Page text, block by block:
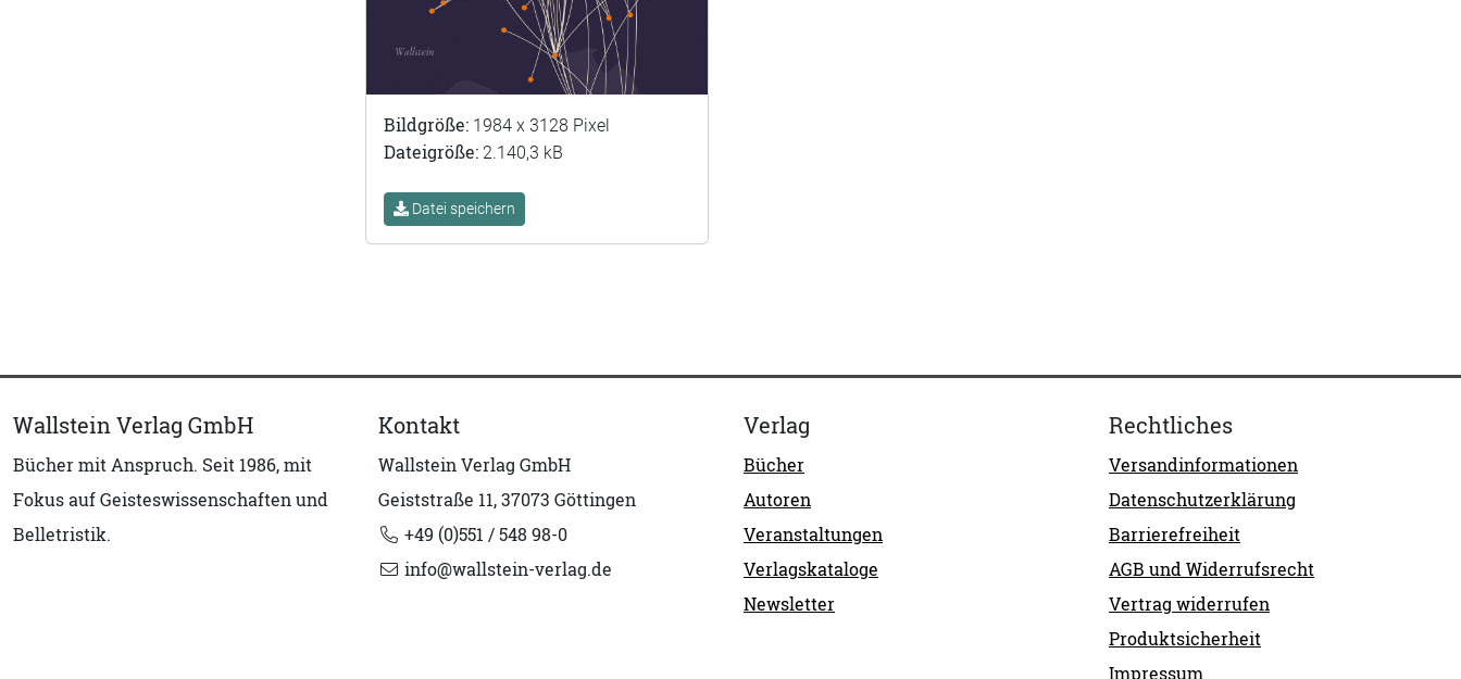
Bildgröße: 1984 x 3128 Pixel
Dateigröße: 2.140,3 kB
Datei speichern
Wallstein Verlag GmbH
Bücher mit Anspruch. Seit 1986, mit
Fokus auf Geisteswissenschaften und
Belletristik.
Kontakt
Wallstein Verlag GmbH
Geiststraße 11, 37073 Göttingen
+49 (0)551 / 548 98-0
info@wallstein-verlag.de
Verlag
Bücher
Autoren
Veranstaltungen
Verlagskataloge
Newsletter
Rechtliches
Versandinformationen
Datenschutzerklärung
Barrierefreiheit
AGB und Widerrufsrecht
Vertrag widerrufen
Produktsicherheit
Impressum